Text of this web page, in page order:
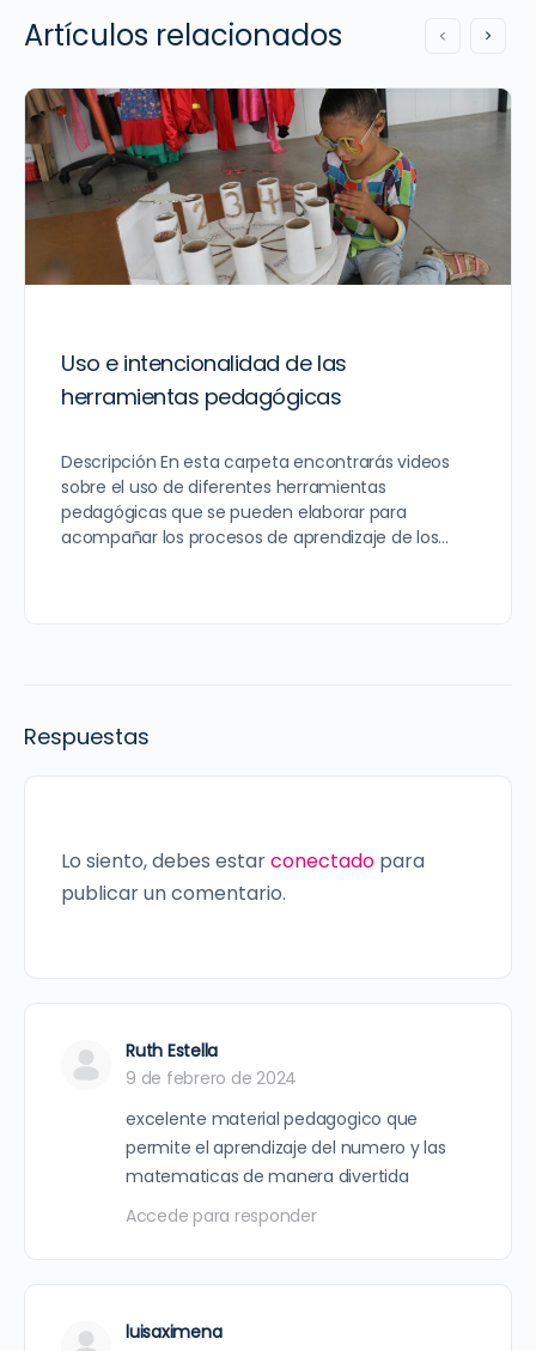
Artículos relacionados
Uso e intencionalidad de las
herramientas pedagógicas
Descripción En esta carpeta encontrarás videos
sobre el uso de diferentes herramientas
pedagógicas que se pueden elaborar para
acompañar los procesos de aprendizaje de los…
Respuestas
Lo siento, debes estarconectado para
publicar un comentario.
Ruth Estella
9 de febrero de 2024
excelente material pedagogico que
permite el aprendizaje del numero y las
matematicas de manera divertida
Accede para responder
luisaximena